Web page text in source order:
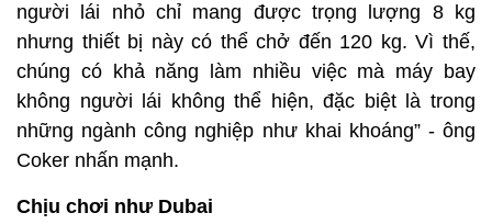
người lái nhỏ chỉ mang được trọng lượng 8 kg
nhưng thiết bị này có thể chở đến 120 kg. Vì thế,
chúng có khả năng làm nhiều việc mà máy bay
không người lái không thể hiện, đặc biệt là trong
những ngành công nghiệp như khai khoáng” - ông
Coker nhấn mạnh.
Chịu chơi như Dubai